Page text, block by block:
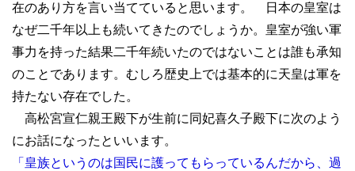
在のあり方を言い当てていると思います。 日本の皇室は
なぜ二千年以上も続いてきたのでしょうか。皇室が強い軍
事力を持った結果二千年続いたのではないことは誰も承知
のことであります。むしろ歴史上では基本的に天皇は軍を
持たない存在でした。
高松宮宣仁親王殿下が生前に同妃喜久子殿下に次のよう
にお話になったといいます。
「皇族というのは国民に護ってもらっているんだから、過